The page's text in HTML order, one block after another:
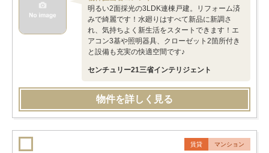
明るい2面採光の3LDK連棟戸建。リフォーム済
みで綺麗です！水廻りはすべて新品に新調さ
れ、気持ちよく新生活をスタートできます！エ
アコン3基や照明器具、クローゼット2箇所付き
と設備も充実の快適空間です♪
センチュリー21三省インテリジェント
物件を詳しく見る
賃貸 マンション